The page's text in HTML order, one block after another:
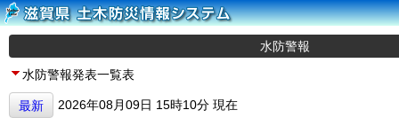
水防警報
水防警報発表一覧表
最新 2026年08月09日 15時10分 現在